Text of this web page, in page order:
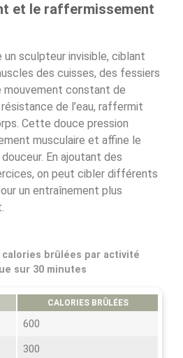
et le raffermissement
un sculpteur invisible, ciblant
des cuisses, des fessiers
mouvement constant de
de l’eau, raffermit
Cette douce pression
musculaire et affine le
En ajoutant des
on peut cibler différents
un entraînement plus
calories brûlées par activité
sur 30 minutes
CALORIES BRÛLÉES
600
300